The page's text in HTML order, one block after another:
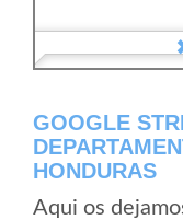
GOOGLE
HONDURAS
Aqui os